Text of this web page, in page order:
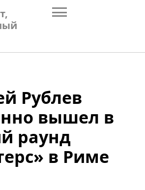
Рублев
вышел в
раунд
в Риме